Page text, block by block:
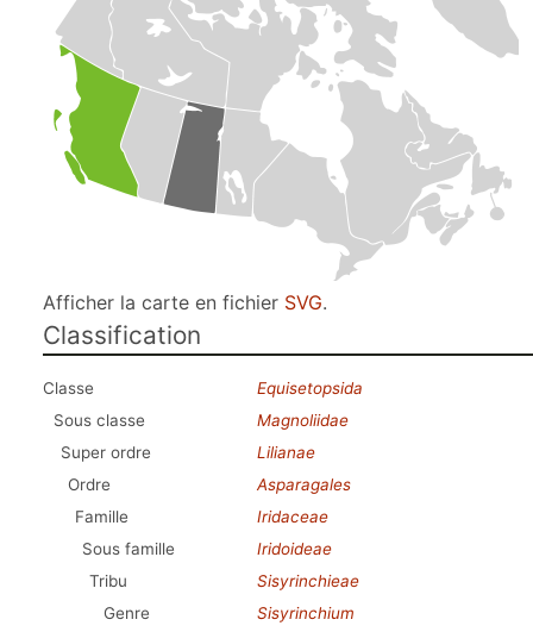
Afficher la carte en fichier SVG.
Classification
Classe
Equisetopsida
Sous classe
Magnoliidae
Super ordre
Lilianae
Ordre
Asparagales
Famille
Iridaceae
Sous famille
Iridoideae
Tribu
Sisyrinchieae
Genre
Sisyrinchium